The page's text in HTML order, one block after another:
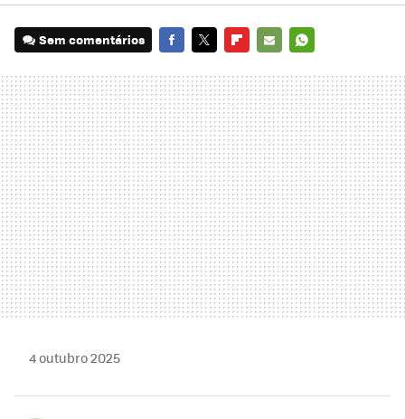
Sem comentários
MAIL
4 outubro 2025